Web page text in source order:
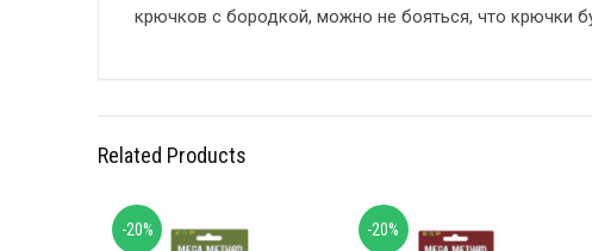
крючков с бородкой, можно не бояться, что крючки
Related Products
-20% -20%